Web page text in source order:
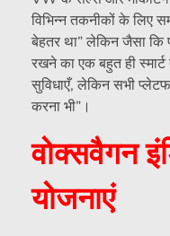
विभिन्न तकनीकों के लिए
बेहतर था” लेकिन जैसा कि
रखने का एक बहुत ही
सुविधाएँ, लेकिन सभी
करना भी”।
वोक्सवैगन
योजनाएं